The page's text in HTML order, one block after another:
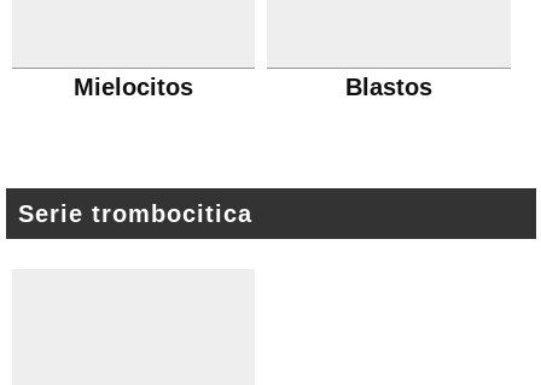
Mielocitos Blastos
Serie trombocitica